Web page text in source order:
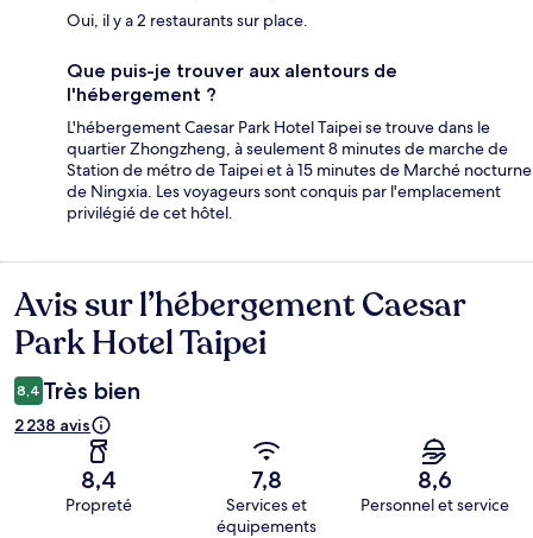
Oui, il y a 2 restaurants sur place.
Que puis-je trouver aux alentours de
l'hébergement ?
L'hébergement Caesar Park Hotel Taipei se trouve dans le
quartier Zhongzheng, à seulement 8 minutes de marche de
Station de métro de Taipei et à 15 minutes de Marché nocturne
de Ningxia. Les voyageurs sont conquis par l'emplacement
privilégié de cet hôtel.
Avis
Avis sur l’hébergement Caesar
Park Hotel Taipei
8,4 Très bien
2 238 avis
8,4
Propreté
7,8
Services et
équipements
8,6
Personnel et service